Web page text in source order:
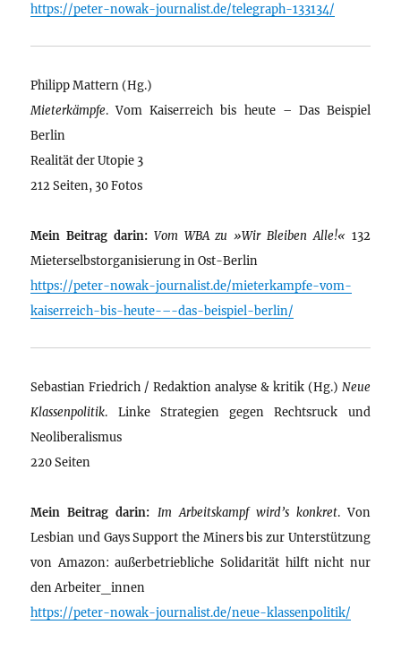
https://peter-nowak-journalist.de/telegraph-133134/
Philipp Mattern (Hg.)
Mieterkämpfe. Vom Kaiserreich bis heute – Das Beispiel
Berlin
Realität der Utopie 3
212 Seiten, 30 Fotos
Mein Beitrag darin: Vom WBA zu »Wir Bleiben Alle!« 132
Mieterselbstorganisierung in Ost-Berlin
https://peter-nowak-journalist.de/mieterkampfe-vom-
kaiserreich-bis-heute-–-das-beispiel-berlin/
Sebastian Friedrich / Redaktion analyse & kritik (Hg.) Neue
Klassenpolitik. Linke Strategien gegen Rechtsruck und
Neoliberalismus
220 Seiten
Mein Beitrag darin: Im Arbeitskampf wird’s konkret. Von
Lesbian und Gays Support the Miners bis zur Unterstützung
von Amazon: außerbetriebliche Solidarität hilft nicht nur
den Arbeiter_innen
https://peter-nowak-journalist.de/neue-klassenpolitik/